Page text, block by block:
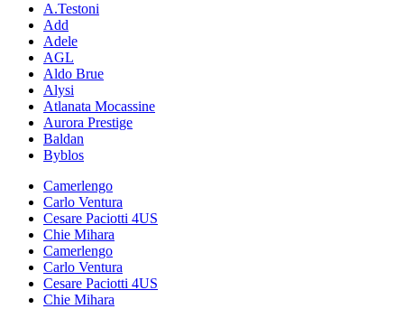
A.Testoni
Add
Adele
AGL
Aldo Brue
Alysi
Atlanata Mocassine
Aurora Prestige
Baldan
Byblos
Camerlengo
Carlo Ventura
Cesare Paciotti 4US
Chie Mihara
Camerlengo
Carlo Ventura
Cesare Paciotti 4US
Chie Mihara